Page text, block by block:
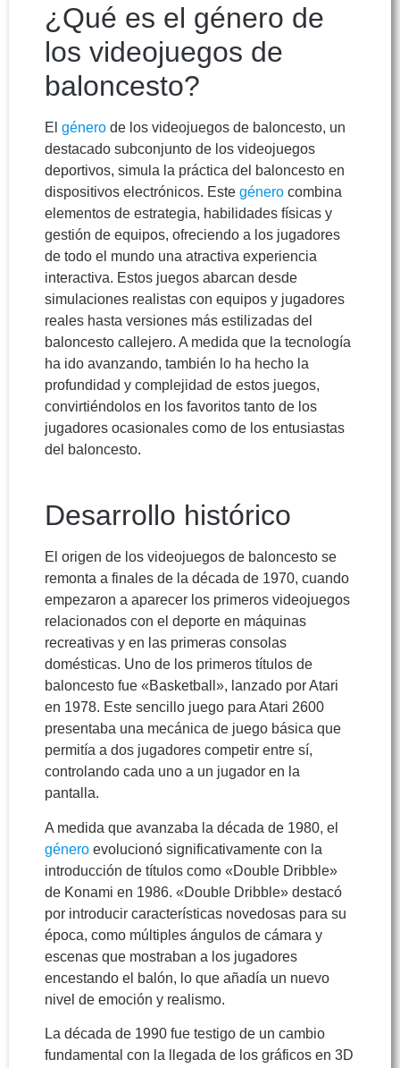
¿Qué es el género de
los videojuegos de
baloncesto?
El género de los videojuegos de baloncesto, un
destacado subconjunto de los videojuegos
deportivos, simula la práctica del baloncesto en
dispositivos electrónicos. Este género combina
elementos de estrategia, habilidades físicas y
gestión de equipos, ofreciendo a los jugadores
de todo el mundo una atractiva experiencia
interactiva. Estos juegos abarcan desde
simulaciones realistas con equipos y jugadores
reales hasta versiones más estilizadas del
baloncesto callejero. A medida que la tecnología
ha ido avanzando, también lo ha hecho la
profundidad y complejidad de estos juegos,
convirtiéndolos en los favoritos tanto de los
jugadores ocasionales como de los entusiastas
del baloncesto.
Desarrollo histórico
El origen de los videojuegos de baloncesto se
remonta a finales de la década de 1970, cuando
empezaron a aparecer los primeros videojuegos
relacionados con el deporte en máquinas
recreativas y en las primeras consolas
domésticas. Uno de los primeros títulos de
baloncesto fue «Basketball», lanzado por Atari
en 1978. Este sencillo juego para Atari 2600
presentaba una mecánica de juego básica que
permitía a dos jugadores competir entre sí,
controlando cada uno a un jugador en la
pantalla.
A medida que avanzaba la década de 1980, el
género evolucionó significativamente con la
introducción de títulos como «Double Dribble»
de Konami en 1986. «Double Dribble» destacó
por introducir características novedosas para su
época, como múltiples ángulos de cámara y
escenas que mostraban a los jugadores
encestando el balón, lo que añadía un nuevo
nivel de emoción y realismo.
La década de 1990 fue testigo de un cambio
fundamental con la llegada de los gráficos en 3D